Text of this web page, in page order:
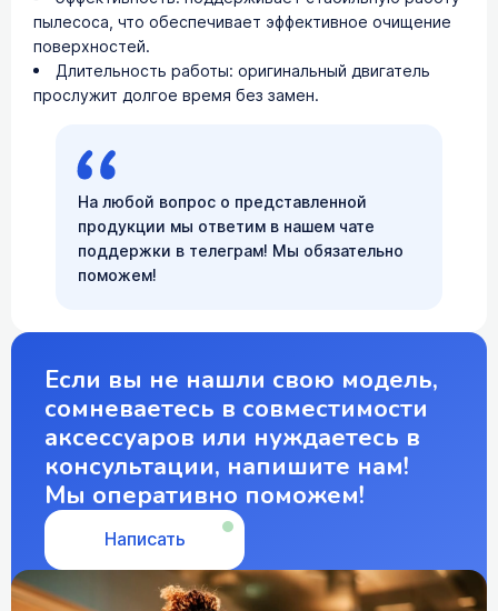
пылесоса, что обеспечивает эффективное очищение
поверхностей.
Длительность работы: оригинальный двигатель
прослужит долгое время без замен.
На любой вопрос о представленной
продукции мы ответим в нашем чате
поддержки в телеграм! Мы обязательно
поможем!
Если вы не нашли свою модель,
сомневаетесь в совместимости
аксессуаров или нуждаетесь в
консультации, напишите нам!
Мы оперативно поможем!
Написать